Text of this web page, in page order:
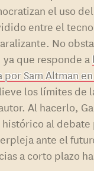
el uso
entre el
No
que responde a
por Sam Altman
los límites de
Al hacerlo,
al debate
ante el
a corto plazo